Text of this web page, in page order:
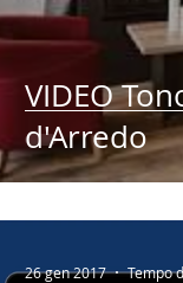
VIDEO
d'Arredo
26 gen 2017 Tempo